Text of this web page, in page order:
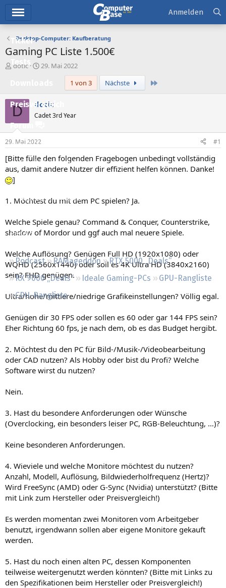
Ticker
Tests
Preisvergleich
Forum
Aktuelles
Empfohlene Inhalte
Neueste Aktivitäten
Regeln
Podcast RAMageddon
RTX 5000 „Deals“
RX 9000 „Deals“
Ideale Gaming-PCs
GPU-Rangliste
CPU-Rangliste
Anmelden
Desktop-Computer: Kaufberatung
Gaming PC Liste 1.500€
E
e
e
dotic
E
e
l
a
m
29. Mai 2022
1 von 3
Nächste
D dotic
Cadet 3rd Year
29. Mai 2022 #1
[Bitte fülle den folgenden Fragebogen unbedingt vollständig
aus, damit andere Nutzer dir effizient helfen können. Danke!
]
1. Möchtest du mit dem PC spielen? Ja.
Welche Spiele genau? Command & Conquer, Counterstrike,
shadow of Mordor und ggf auch mal neuere Spiele.
Welche Auflösung? Genügen Full HD (1920x1080) oder
WQHD (2560x1440) oder soll es 4K Ultra HD (3840x2160)
sein? FHD genügen.
Ultra/hohe/mittlere/niedrige Grafikeinstellungen? Völlig egal.
Genügen dir 30 FPS oder sollen es 60 oder gar 144 FPS sein?
Eher Richtung 60 fps, je nach dem, ob es das Budget hergibt.
2. Möchtest du den PC für Bild-/Musik-/Videobearbeitung
oder CAD nutzen? Als Hobby oder bist du Profi? Welche
Software wirst du nutzen?
Nein.
3. Hast du besondere Anforderungen oder Wünsche
(Overclocking, ein besonders leiser PC, RGB-Beleuchtung, …)?
Keine besonderen Anforderungen.
4. Wieviele und welche Monitore möchtest du nutzen?
Anzahl, Modell, Auflösung, Bildwiederholfrequenz (Hertz)?
Wird FreeSync (AMD) oder G-Sync (Nvidia) unterstützt? (Bitte
mit Link zum Hersteller oder Preisvergleich!)
Es werden momentan zwei Monitoren vom Arbeitgeber
benutzt, irgendwann sollen aber eigene Monitore gekauft
werden.
5. Hast du noch einen alten PC, dessen Komponenten
teilweise weitergenutzt werden könnten? (Bitte mit Links zu
den Spezifikationen beim Hersteller oder Preisvergleich!)